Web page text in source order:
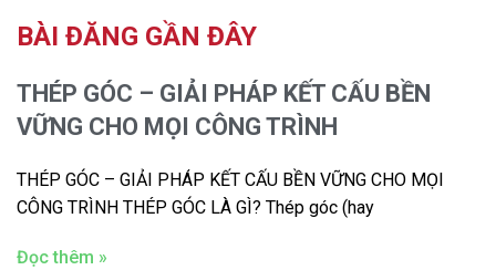
BÀI ĐĂNG GẦN ĐÂY
THÉP GÓC – GIẢI PHÁP KẾT CẤU BỀN
VỮNG CHO MỌI CÔNG TRÌNH
THÉP GÓC – GIẢI PHÁP KẾT CẤU BỀN VỮNG CHO MỌI
CÔNG TRÌNH THÉP GÓC LÀ GÌ? Thép góc (hay
Đọc thêm »